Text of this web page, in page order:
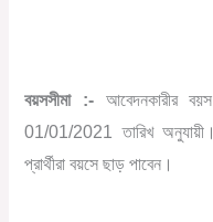
বয়সসীমা:- আবেদনকারীর বয়স
01/01/2021তারিখ অনুযায়ী।
প্রার্থীরা বয়সে ছাড় পাবেন।